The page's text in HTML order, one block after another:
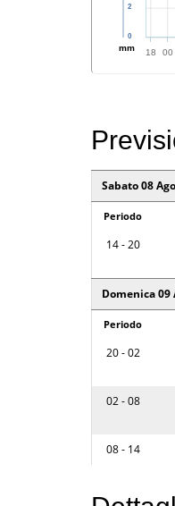
mm 18 00
0
2
Sabato 08
Periodo
14 - 20
Domenica 09
Periodo
20 - 02
02 - 08
08 - 14
14 - 20